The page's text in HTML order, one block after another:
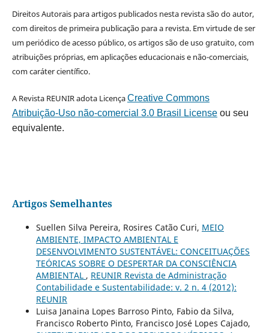
Direitos Autorais para artigos publicados nesta revista são do autor,
com direitos de primeira publicação para a revista. Em virtude de ser
um periódico de acesso público, os artigos são de uso gratuito, com
atribuições próprias, em aplicações educacionais e não-comerciais,
com caráter científico.
A Revista REUNIR adota LicençaCreative Commons
Atribuição-Uso não-comercial 3.0 Brasil Licenseou seu
equivalente.
Artigos Semelhantes
Suellen Silva Pereira, Rosires Catão Curi, MEIO
AMBIENTE, IMPACTO AMBIENTAL E
DESENVOLVIMENTO SUSTENTÁVEL: CONCEITUAÇÕES
TEÓRICAS SOBRE O DESPERTAR DA CONSCIÊNCIA
AMBIENTAL , REUNIR Revista de Administração
Contabilidade e Sustentabilidade: v. 2 n. 4 (2012):
REUNIR
Luisa Janaina Lopes Barroso Pinto, Fabio da Silva,
Francisco Roberto Pinto, Francisco José Lopes Cajado,